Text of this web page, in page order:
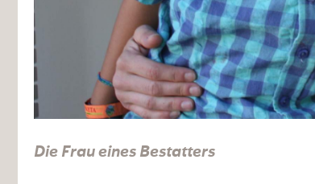
Die Frau eines Bestatters